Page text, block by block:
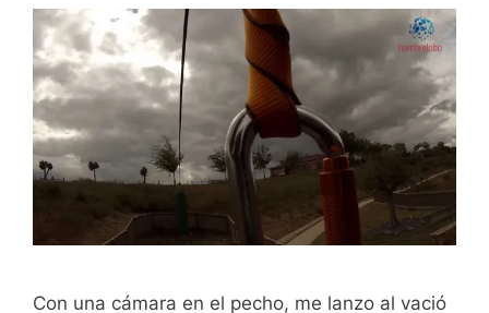
Con una cámara en el pecho, me lanzo al vació